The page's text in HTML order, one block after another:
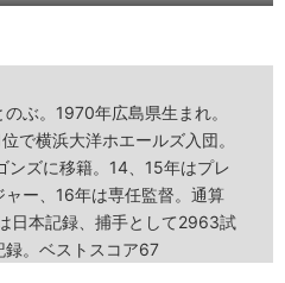
ぶ。1970年広島県生まれ。
で横浜大洋ホエールズ入団。
ンズに移籍。14、15年はプレ
ャー、16年は専任監督。通算
日本記録、捕手として2963試
録。ベストスコア67